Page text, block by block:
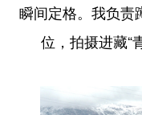
瞬间定格。我负责
位，拍摄进藏“